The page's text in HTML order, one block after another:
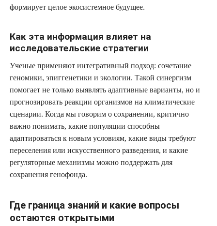
формирует целое экосистемное будущее.
Как эта информация влияет на
исследовательские стратегии
Ученые применяют интегративный подход: сочетание
геномики, эпиггенетики и экологии. Такой синергизм
помогает не только выявлять адаптивные варианты, но и
прогнозировать реакции организмов на климатические
сценарии. Когда мы говорим о сохранении, критично
важно понимать, какие популяции способны
адаптироваться к новым условиям, какие виды требуют
переселения или искусственного разведения, и какие
регуляторные механизмы можно поддержать для
сохранения генофонда.
Где граница знаний и какие вопросы
остаются открытыми